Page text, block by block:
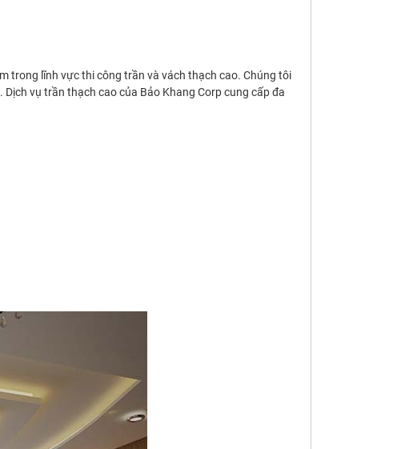
trong lĩnh vực thi công trần và vách thạch cao. Chúng tôi
vụ trần thạch cao của Bảo Khang Corp cung cấp đa